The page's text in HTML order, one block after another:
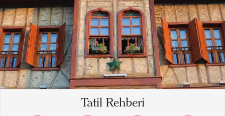
Tatil Rehberi